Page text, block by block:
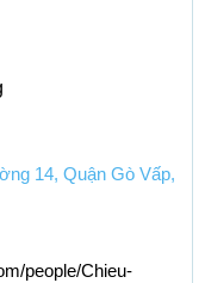
14, Quận Gò Vấp,
people/Chieu-